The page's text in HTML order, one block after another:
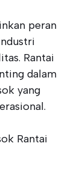
peran
Rantai
dalam
yang
Rantai